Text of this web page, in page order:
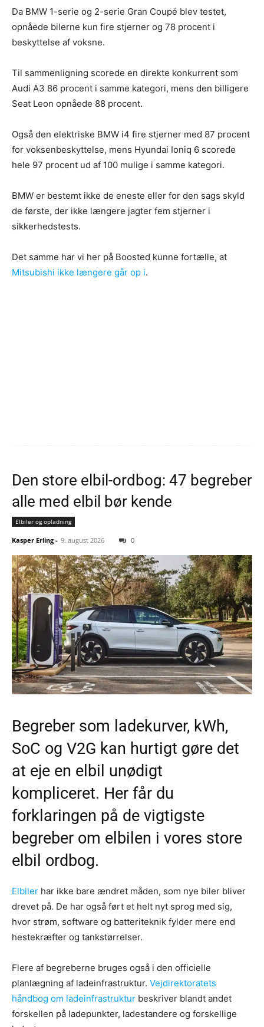
Da BMW 1-serie og 2-serie Gran Coupé blev testet,
opnåede bilerne kun fire stjerner og 78 procent i
beskyttelse af voksne.
Til sammenligning scorede en direkte konkurrent som
Audi A3 86 procent i samme kategori, mens den billigere
Seat Leon opnåede 88 procent.
Også den elektriske BMW i4 fire stjerner med 87 procent
for voksenbeskyttelse, mens Hyundai Ioniq 6 scorede
hele 97 procent ud af 100 mulige i samme kategori.
BMW er bestemt ikke de eneste eller for den sags skyld
de første, der ikke længere jagter fem stjerner i
sikkerhedstests.
Det samme har vi her på Boosted kunne fortælle, at
Mitsubishi ikke længere går op i.
Den store elbil-ordbog: 47 begreber
alle med elbil bør kende
Elbiler og opladning
Kasper Erling - 9. august 2026 0
Begreber som ladekurver, kWh,
SoC og V2G kan hurtigt gøre det
at eje en elbil unødigt
kompliceret. Her får du
forklaringen på de vigtigste
begreber om elbilen i vores store
elbil ordbog.
Elbiler har ikke bare ændret måden, som nye biler bliver
drevet på. De har også ført et helt nyt sprog med sig,
hvor strøm, software og batteriteknik fylder mere end
hestekræfter og tankstørrelser.
Flere af begreberne bruges også i den officielle
planlægning af ladeinfrastruktur. Vejdirektoratets
håndbog om ladeinfrastruktur beskriver blandt andet
forskellen på ladepunkter, ladestandere og forskellige